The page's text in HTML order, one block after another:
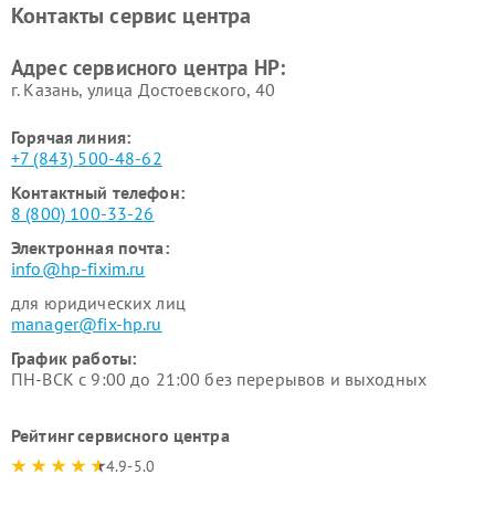
Контакты сервис центра
Адрес сервисного центра HP:
г. Казань, улица Достоевского, 40
Горячая линия:
+7 (843) 500-48-62
Контактный телефон:
8 (800) 100-33-26
Электронная почта:
info@hp-fixim.ru
для юридических лиц
manager@fix-hp.ru
График работы:
ПН-ВСК с 9:00 до 21:00 без перерывов и выходных
Рейтинг сервисного центра
4.9-5.0